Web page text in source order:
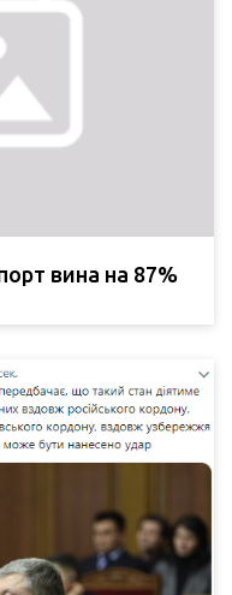
вина на 87%